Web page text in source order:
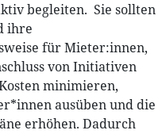
begleiten. Sie sollten
ihre
für Mieter:innen,
von Initiativen
minimieren,
ausüben und die
erhöhen. Dadurch